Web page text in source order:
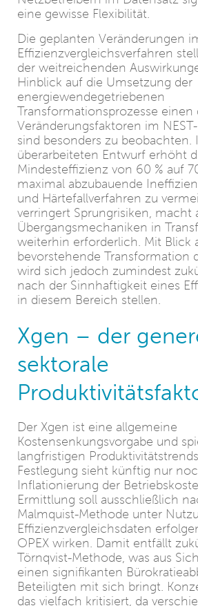
eine gewisse Flexibilität.
Die geplanten Veränderungen
Effizienzvergleichsverfahren
der weitreichenden
Hinblick auf die Umsetzung der
energiewendegetriebenen
Transformationsprozesse einen
Veränderungsfaktoren im
sind besonders zu beobachten.
überarbeiteten Entwurf erhöht
Mindesteffizienz von 60 % auf
maximal abzubauende
und Härtefallverfahren zu
verringert Sprungrisiken, macht
Übergangsmechaniken in
weiterhin erforderlich. Mit Blick
bevorstehende Transformation
wird sich jedoch zumindest
nach der Sinnhaftigkeit eines
in diesem Bereich stellen.
Xgen – der
sektorale
Der Xgen ist eine allgemeine
Kostensenkungsvorgabe und
langfristigen
Festlegung sieht künftig nur
Inflationierung der
Ermittlung soll ausschließlich
Malmquist-Methode unter
Effizienzvergleichsdaten
OPEX wirken. Damit entfällt
Törnqvist-Methode, was aus
einen signifikanten
Beteiligten mit sich bringt.
das vielfach kritisiert, da